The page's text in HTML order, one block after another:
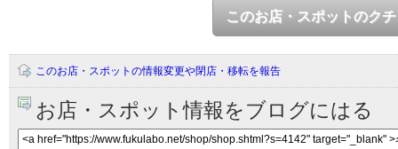
このお店・スポットのク
このお店・スポットの情報変更や閉店・移転を報告
お店・スポット情報をブログにはる